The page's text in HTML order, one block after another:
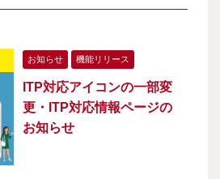
お知らせ 機能リリース
ITP対応アイコンの一部変
更・ITP対応情報ページの
お知らせ